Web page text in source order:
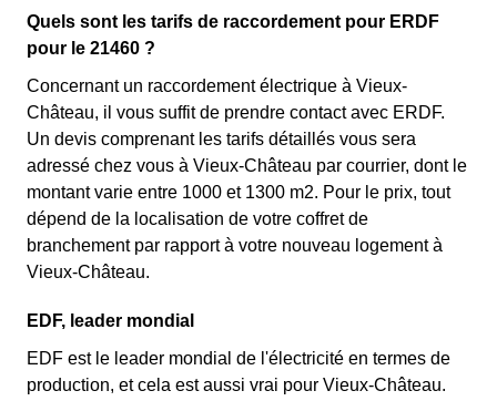
Quels sont les tarifs de raccordement pour ERDF
pour le 21460 ?
Concernant un raccordement électrique à Vieux-
Château, il vous suffit de prendre contact avec ERDF.
Un devis comprenant les tarifs détaillés vous sera
adressé chez vous à Vieux-Château par courrier, dont le
montant varie entre 1000 et 1300 m2. Pour le prix, tout
dépend de la localisation de votre coffret de
branchement par rapport à votre nouveau logement à
Vieux-Château.
EDF, leader mondial
EDF est le leader mondial de l'électricité en termes de
production, et cela est aussi vrai pour Vieux-Château.